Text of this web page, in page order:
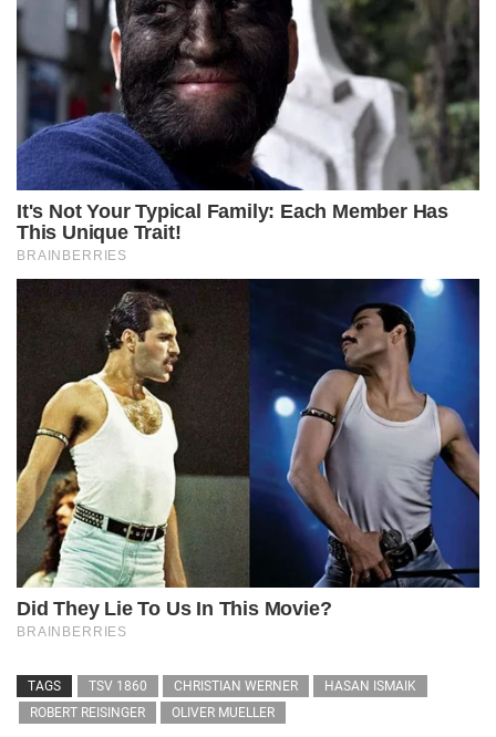
TAGS TSV 1860 CHRISTIAN WERNER
HASAN ISMAIK
ROBERT REISINGER
OLIVER MUELLER